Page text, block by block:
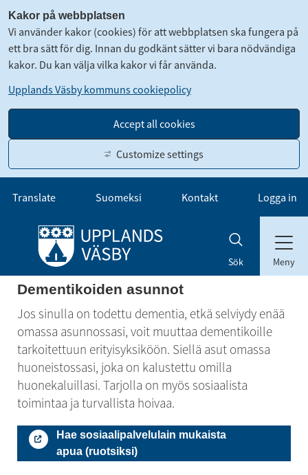
Kakor på webbplatsen
Vi använder kakor (cookies) för att webbplatsen ska fungera på
ett bra sätt för dig. Innan du godkänt sätter vi bara nödvändiga
kakor. Du kan välja vilka kakor vi får använda.
Upplands Väsby kommuns cookiepolicy
Accept all cookies
Customize settings
Gå till innehåll
Translate Suomeksi Kontakt Logga in
Sök Meny
Dementikoiden asunnot
Jos sinulla on todettu dementia, etkä selviydy enää
omassa asunnossasi, voit muuttaa dementikoille
tarkoitettuun erityisyksiköön. Siellä asut omassa
huoneistossasi, joka on kalustettu omilla
huonekaluillasi. Tarjolla on myös sosiaalista
toimintaa ja turvallista hoivaa.
Hae sosiaalipalvelulain mukaista
apua (ruotsiksi)